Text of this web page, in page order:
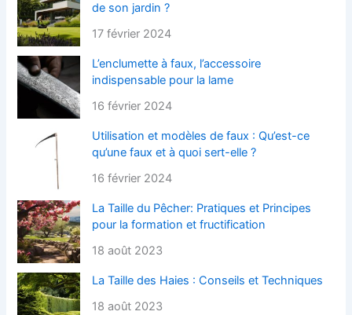
de son jardin ?
17 février 2024
L’enclumette à faux, l’accessoire
indispensable pour la lame
16 février 2024
Utilisation et modèles de faux : Qu’est-ce
qu’une faux et à quoi sert-elle ?
16 février 2024
La Taille du Pêcher: Pratiques et Principes
pour la formation et fructification
18 août 2023
La Taille des Haies : Conseils et Techniques
18 août 2023